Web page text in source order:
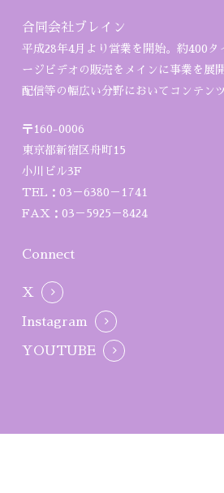
合同会社ブレイン
平成28年4月より営業を開始。約400タ
ージビデオの販売をメインに事業を展
配信等の幅広い分野においてコンテン
〒160-0006
東京都新宿区舟町15
小川ビル3F
TEL：03－6380－1741
FAX：03－5925－8424
Connect
X
Instagram
YOUTUBE